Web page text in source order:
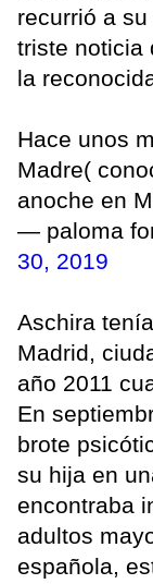
recurrió a
triste noticia
la
Hace unos
Madre(
anoche en
— paloma
30, 2019
Aschira
Madrid,
año 2011
En
brote
su hija en
encontraba
adultos
española,